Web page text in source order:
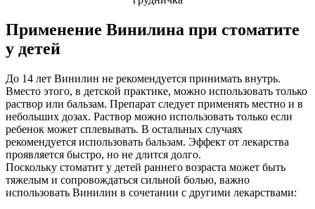
Применение Винилина при стоматите
у детей
До 14 лет Винилин не рекомендуется принимать внутрь.
Вместо этого, в детской практике, можно использовать только
раствор или бальзам. Препарат следует применять местно и в
небольших дозах. Раствор можно использовать только если
ребенок может сплевывать. В остальных случаях
рекомендуется использовать бальзам. Эффект от лекарства
проявляется быстро, но не длится долго.
Поскольку стоматит у детей раннего возраста может быть
тяжелым и сопровождаться сильной болью, важно
использовать Винилин в сочетании с другими лекарствами: